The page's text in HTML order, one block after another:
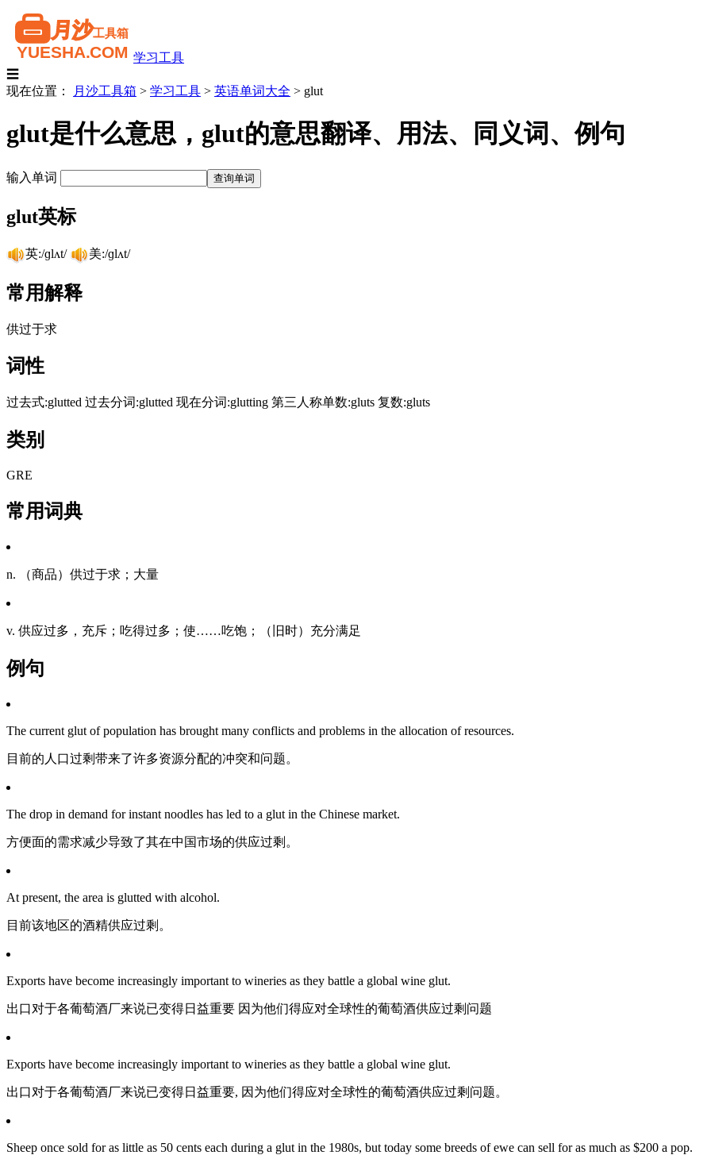
学习工具
☰
现在位置：
月沙工具箱 > 学习工具 > 英语单词大全 > glut
glut是什么意思，glut的意思翻译、用法、同义词、例句
输入单词
glut英标
英:/ɡlʌt/ 美:/ɡlʌt/
常用解释
供过于求
词性
过去式:glutted 过去分词:glutted 现在分词:glutting 第三人称单数:gluts 复数:gluts
类别
GRE
常用词典
n. （商品）供过于求；大量
v. 供应过多，充斥；吃得过多；使……吃饱；（旧时）充分满足
例句
The current glut of population has brought many conflicts and problems in the allocation of resources.
目前的人口过剩带来了许多资源分配的冲突和问题。
The drop in demand for instant noodles has led to a glut in the Chinese market.
方便面的需求减少导致了其在中国市场的供应过剩。
At present, the area is glutted with alcohol.
目前该地区的酒精供应过剩。
Exports have become increasingly important to wineries as they battle a global wine glut.
出口对于各葡萄酒厂来说已变得日益重要 因为他们得应对全球性的葡萄酒供应过剩问题
Exports have become increasingly important to wineries as they battle a global wine glut.
出口对于各葡萄酒厂来说已变得日益重要, 因为他们得应对全球性的葡萄酒供应过剩问题。
Sheep once sold for as little as 50 cents each during a glut in the 1980s, but today some breeds of ewe can sell for as much as $200 a pop.